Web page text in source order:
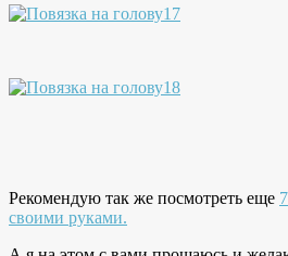
Рекомендую так же посмотреть еще
своими руками.